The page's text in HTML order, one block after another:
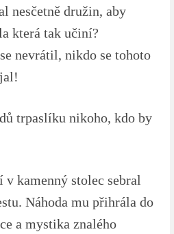
nesčetně družin, aby
která tak učiní?
nevrátil, nikdo se tohoto
trpaslíku nikoho, kdo by
kamenný stolec sebral
Náhoda mu přihrála do
a mystika znalého